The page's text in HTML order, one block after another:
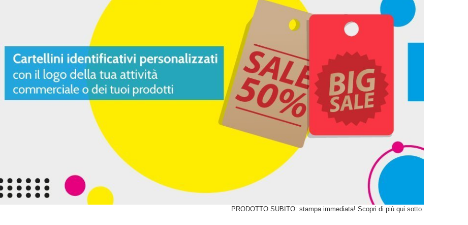
PRODOTTO SUBITO: stampa immediata! Scopri di più qui sotto.